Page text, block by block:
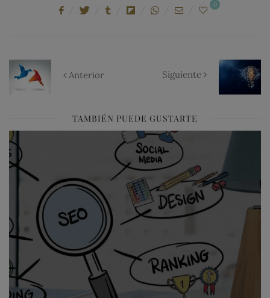
0
Anterior Siguiente
TAMBIÉN PUEDE GUSTARTE